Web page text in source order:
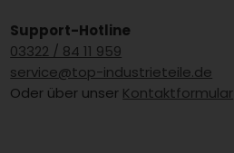
Support-Hotline
03322 / 84 11 959
service@top-industrieteile.de
Oder über unser Kontaktformular